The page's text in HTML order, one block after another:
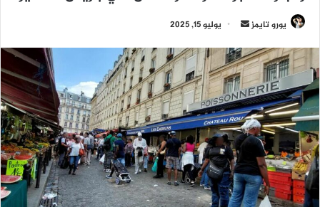
يورو تايمز
أرسل
إلكترونيا
يوليو 15, 2025